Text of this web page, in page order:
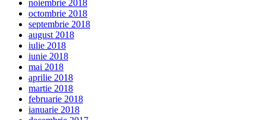
noiembrie 2018
octombrie 2018
septembrie 2018
august 2018
iulie 2018
iunie 2018
mai 2018
aprilie 2018
martie 2018
februarie 2018
ianuarie 2018